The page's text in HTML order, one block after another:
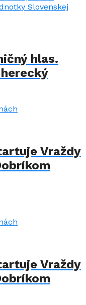
hlas.
Vraždy
Vraždy